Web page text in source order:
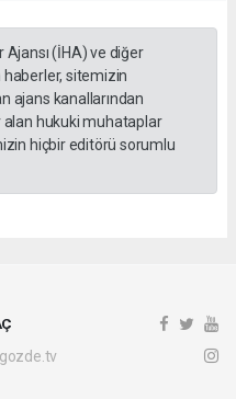
Ajansı (İHA) ve diğer
sitemizin
ajans kanallarından
hukuki muhataplar
hiçbir editörü sorumlu